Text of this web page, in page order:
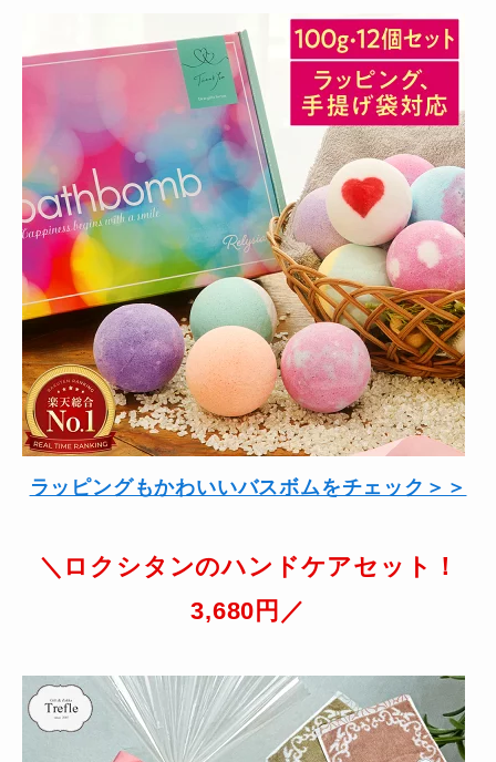
ラッピングもかわいいバスボムをチェック＞＞
＼ロクシタンのハンドケアセット！
3,680円／